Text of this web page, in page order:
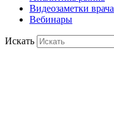
Видеозаметки врача
Вебинары
Искать